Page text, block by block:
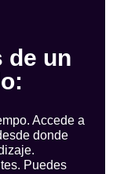
de un
Accede a
donde
Puedes